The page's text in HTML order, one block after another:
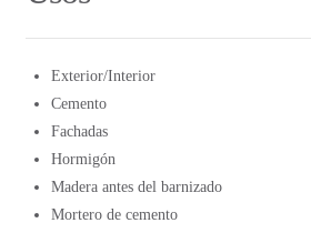
Exterior/Interior
Cemento
Fachadas
Hormigón
Madera antes del barnizado
Mortero de cemento